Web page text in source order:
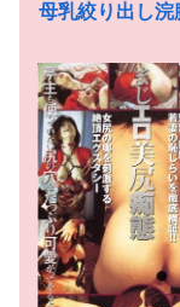
母乳絞り出し浣